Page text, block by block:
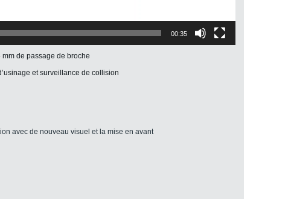
00:35
de passage de broche
et surveillance de collision
avec de nouveau visuel et la mise en avant